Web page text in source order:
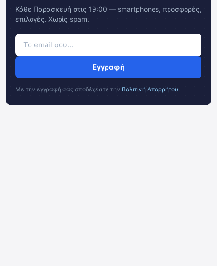
Κάθε Παρασκευή στις 19:00 — smartphones, προσφορές,
επιλογές. Χωρίς spam.
Εγγραφή
Με την εγγραφή σας αποδέχεστε την Πολιτική Απορρήτου.